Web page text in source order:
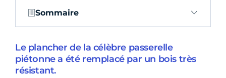
Sommaire
Le plancher de la célèbre passerelle
piétonne a été remplacé par un bois très
résistant.